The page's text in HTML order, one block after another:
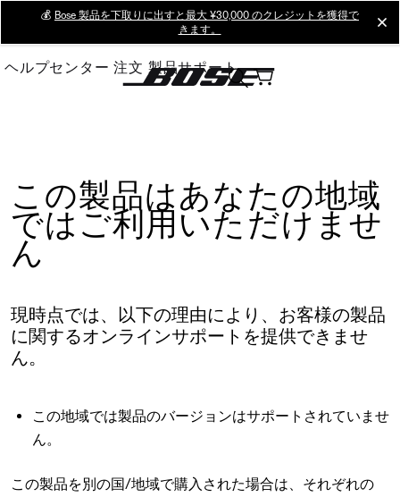
Main
💰 Bose 製品を下取りに出すと最大 ¥30,000 のクレジットを獲得で
きます。
ヘルプセンター 注文 製品サポート
この製品はあなたの地域
ではご利用いただけませ
ん
現時点では、以下の理由により、お客様の製品
に関するオンラインサポートを提供できませ
ん。
この地域では製品のバージョンはサポートされていませ
ん。
この製品を別の国/地域で購入された場合は、それぞれの